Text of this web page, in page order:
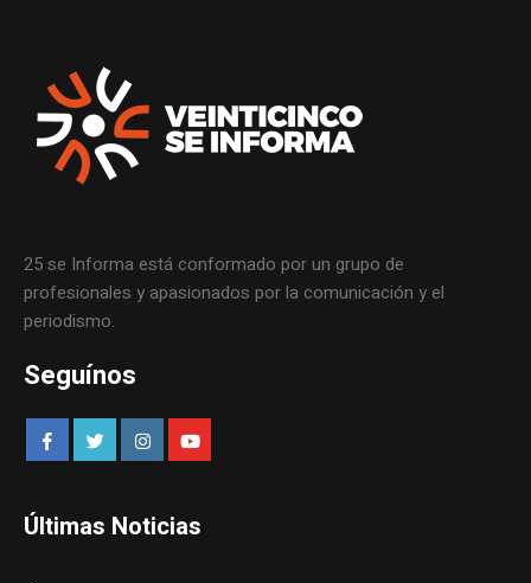
25 se Informa está conformado por un grupo de
profesionales y apasionados por la comunicación y el
periodismo.
Seguínos
Últimas Noticias